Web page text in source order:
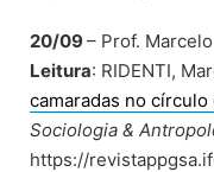
20/09– Prof.
Leitura: RIDENTI,
camaradas no
Sociologia &
https://